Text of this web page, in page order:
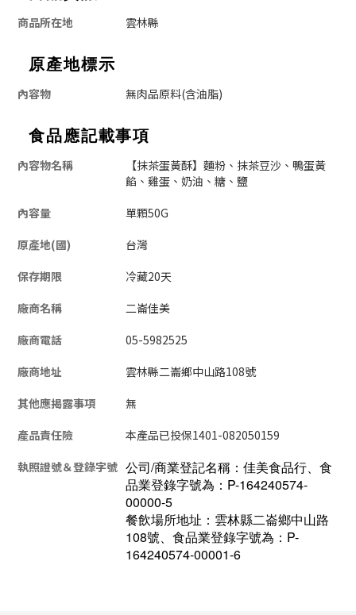
商品所在地 雲林縣
原產地標示
內容物 無肉品原料(含油脂)
食品應記載事項
內容物名稱
【抹茶蛋黃酥】麵粉、抹茶豆沙、鴨蛋黃
餡、雞蛋、奶油、 糖、鹽
內容量
單顆50G
原產地(國)
台灣
保存期限
冷藏20天
廠商名稱
二崙佳美
廠商電話
05-5982525
廠商地址
雲林縣二崙鄉中山路108號
其他應揭露事項
無
產品責任險
本產品已投保1401-082050159
執照證號＆登錄字號 公司/商業登記名稱：佳美食品行、食
品業登錄字號為：P-164240574-
00000-5
餐飲場所地址：雲林縣二崙鄉中山路
108號、食品業登錄字號為：P-
164240574-00001-6